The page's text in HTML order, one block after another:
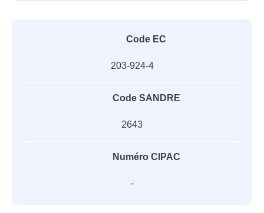
Code EC
203-924-4
Code SANDRE
2643
Numéro CIPAC
-